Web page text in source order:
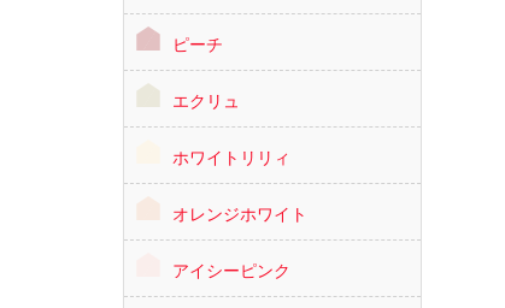
ピーチ
エクリュ
ホワイトリリィ
オレンジホワイト
アイシーピンク